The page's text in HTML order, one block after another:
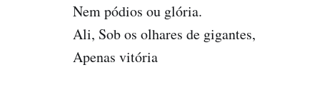
Nem pódios ou glória.
Ali, Sob os olhares de gigantes,
Apenas vitória